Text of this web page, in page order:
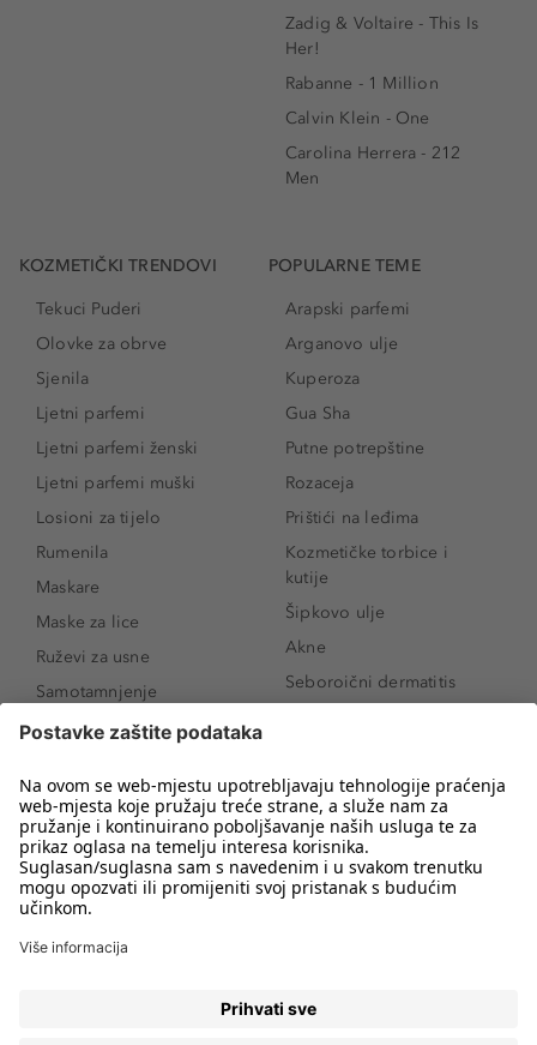
Zadig & Voltaire - This Is
Her!
Rabanne - 1 Million
Calvin Klein - One
Carolina Herrera - 212
Men
KOZMETIČKI TRENDOVI
Tekuci Puderi
Olovke za obrve
Sjenila
Ljetni parfemi
Ljetni parfemi ženski
Ljetni parfemi muški
Losioni za tijelo
Rumenila
Maskare
Maske za lice
Ruževi za usne
Samotamnjenje
Puderi
Proizvodi za obrve
Sunce i zaštita
Serumi za lice
Proizvodi za čišćenje lica
POPULARNE TEME
Arapski parfemi
Arganovo ulje
Kuperoza
Gua Sha
Putne potrepštine
Rozaceja
Prištići na leđima
Kozmetičke torbice i
kutije
Šipkovo ulje
Akne
Seboroični dermatitis
Novo
Koji mi parfem
odgovara?
Kako našminkati oči da
Kako ukloniti mitesere